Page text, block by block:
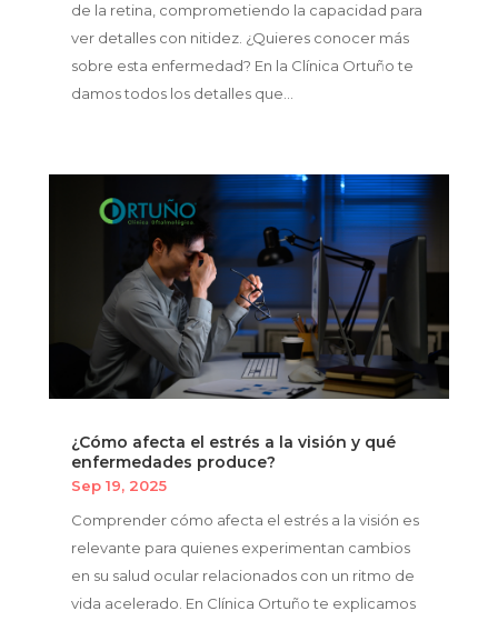
de la retina, comprometiendo la capacidad para
ver detalles con nitidez. ¿Quieres conocer más
sobre esta enfermedad? En la Clínica Ortuño te
damos todos los detalles que...
¿Cómo afecta el estrés a la visión y qué
enfermedades produce?
Sep 19, 2025
Comprender cómo afecta el estrés a la visión es
relevante para quienes experimentan cambios
en su salud ocular relacionados con un ritmo de
vida acelerado. En Clínica Ortuño te explicamos